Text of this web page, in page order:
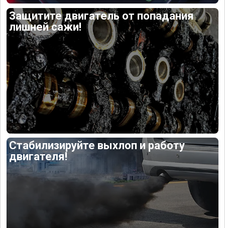
Защитите двигатель от попадания
лишней сажи!
Стабилизируйте выхлоп и работу
двигателя!